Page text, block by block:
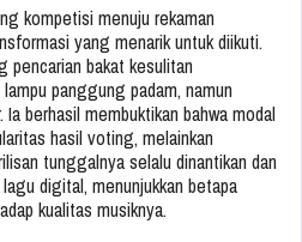
kompetisi menuju rekaman
yang menarik untuk diikuti.
pencarian bakat kesulitan
panggung padam, namun
berhasil membuktikan bahwa modal
hasil voting, melainkan
tunggalnya selalu dinantikan dan
digital, menunjukkan betapa
kualitas musiknya.